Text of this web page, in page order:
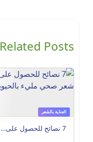
Related Posts
العناية بالشعر
7 نصائح للحصول على شعر صحي مليء بالحيوية